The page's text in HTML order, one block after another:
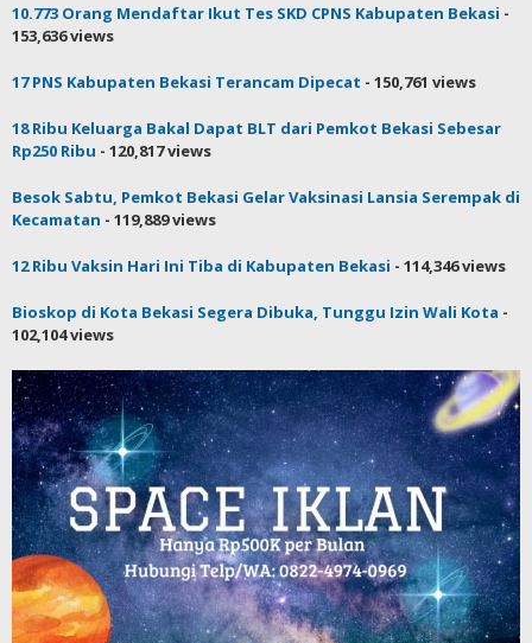
10.773 Orang Mendaftar Ikut Tes SKD CPNS Kabupaten Bekasi -
153,636 views
17 PNS Kabupaten Bekasi Terancam Dipecat - 150,761 views
18 Ribu Keluarga Bakal Dapat BLT dari Pemkot Bekasi Sebesar
Rp250 Ribu - 120,817 views
Besok Sabtu, Pemkot Bekasi Gelar Vaksinasi Lansia Serempak di
Kecamatan - 119,889 views
12 Ribu Vaksin Hari Ini Tiba di Kabupaten Bekasi - 114,346 views
Bioskop di Kota Bekasi Segera Dibuka, Tunggu Izin Wali Kota -
102,104 views